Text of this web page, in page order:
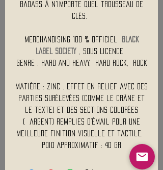
badass à n'importe quel trousseau de
clés.
Merchandising 100 % Officiel
BLACK
LABEL SOCIETY , Sous Licence
Genre : Hard And Heavy, Hard Rock, Rock
Matière : Zinc . Effet en relief avec des
parties surélevées (comme le crâne et
le texte) et des sections colorées
( argent) remplies d’émail pour une
meilleure finition visuelle et tactile.
Poid Approximatif : 40 Gr